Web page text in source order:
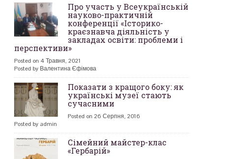
Про участь у Всеукраїнській
науково-практичній
конференції «Історико-
краєзнавча діяльність у
закладах освіти: проблеми і
перспективи»
Posted on 4 Травня, 2021
Posted by Валентина Єфімова
Показати з кращого боку: як
українські музеї стають
сучасними
Posted on 26 Серпня, 2016
Posted by admin
Сімейний майстер-клас
«Гербарій»